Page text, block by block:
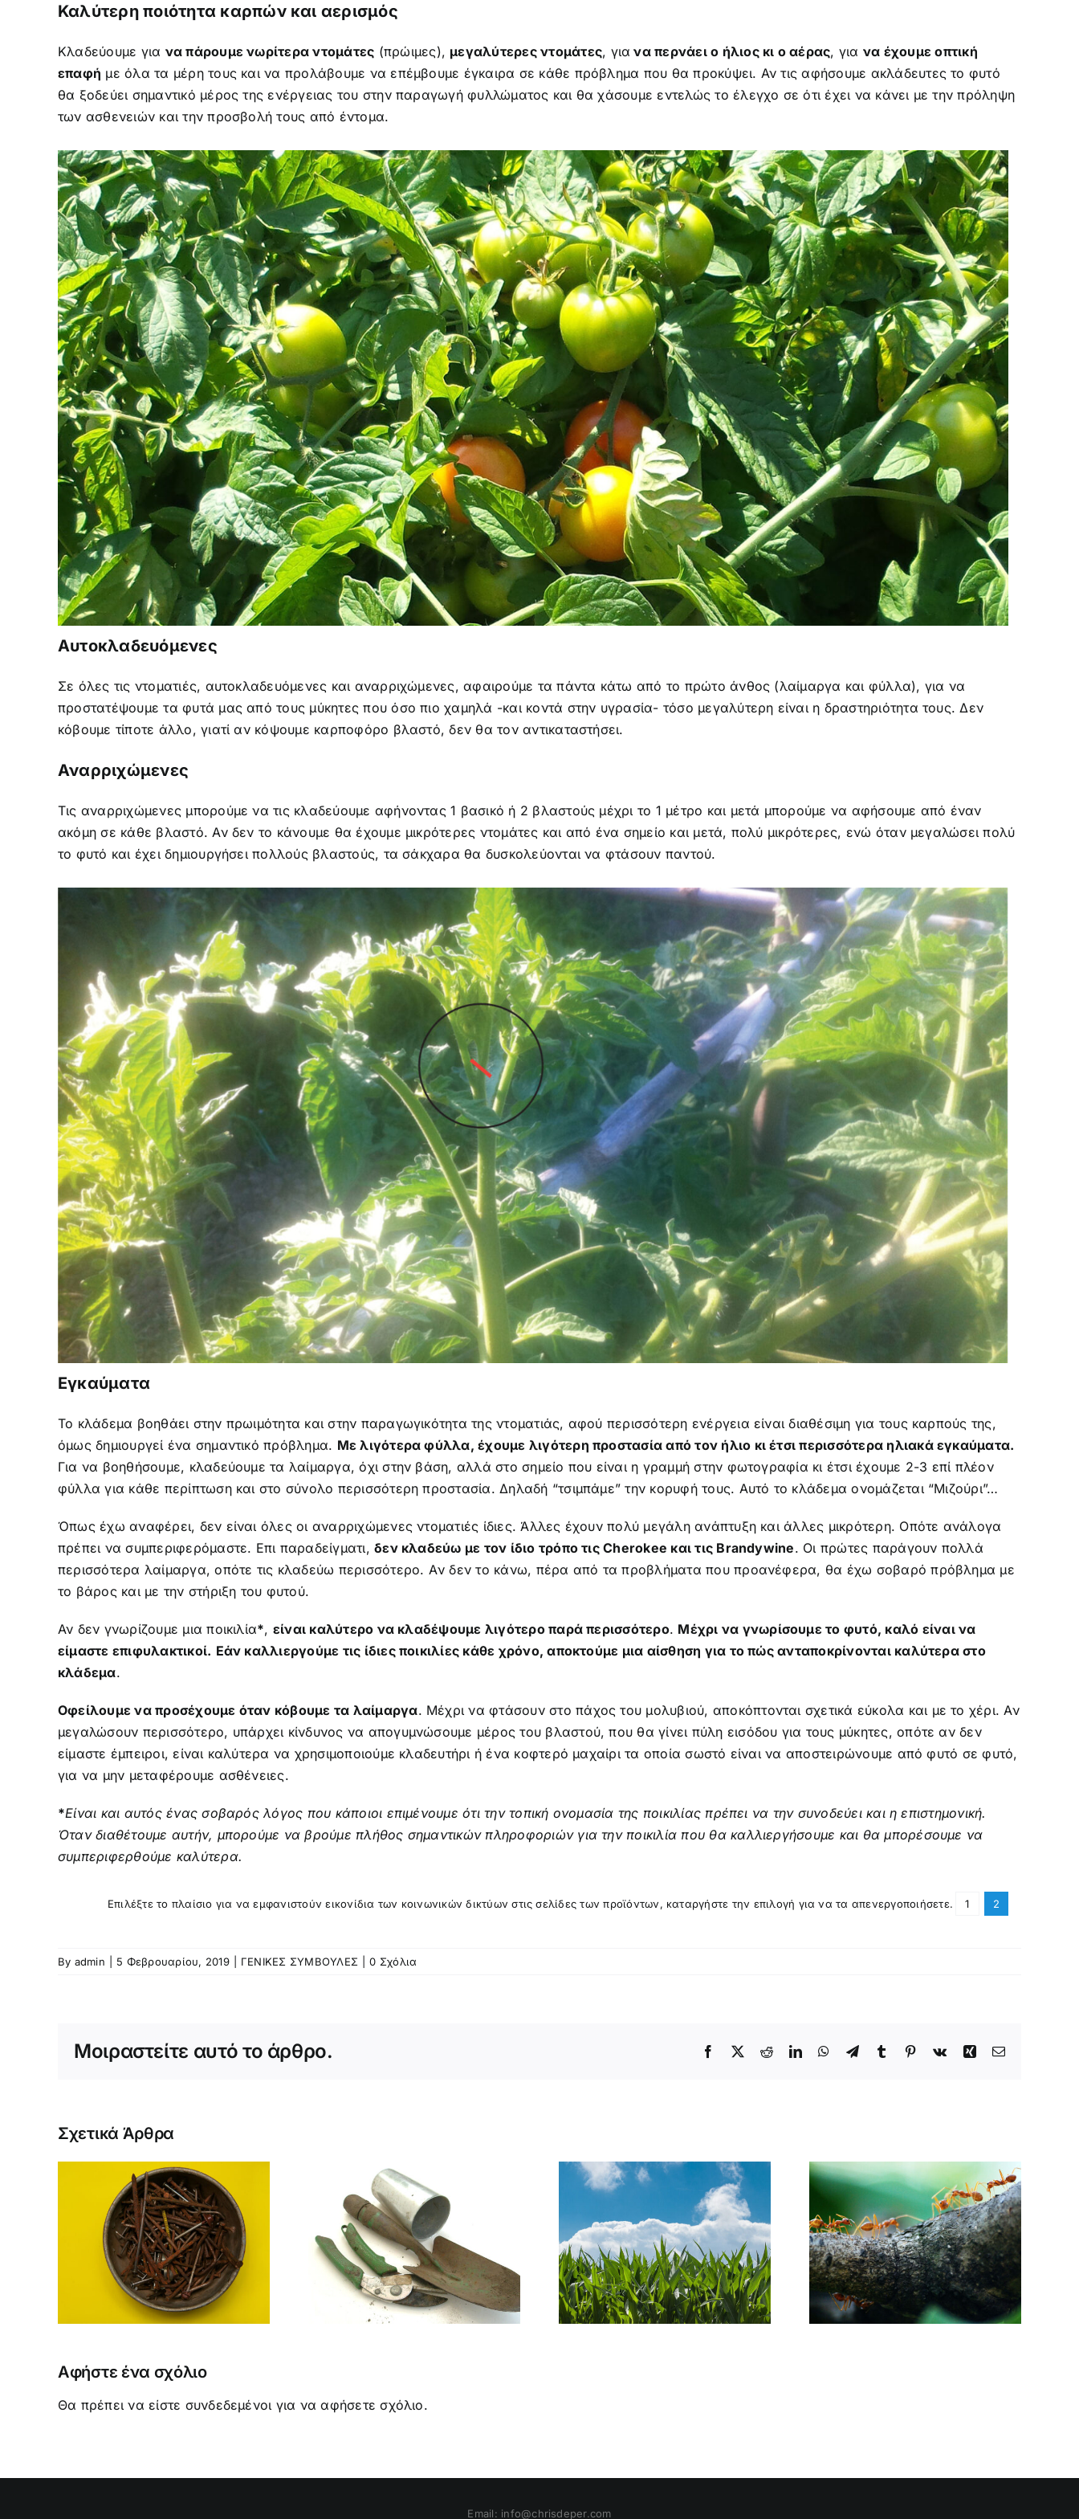
Καλύτερη ποιότητα καρπών και αερισμός
Kλαδεύουμε για να πάρουμε νωρίτερα ντομάτες (πρώιμες), μεγαλύτερες ντομάτες, για να περνάει ο ήλιος κι ο αέρας, για να έχουμε οπτική
επαφή με όλα τα μέρη τους και να προλάβουμε να επέμβουμε έγκαιρα σε κάθε πρόβλημα που θα προκύψει. Αν τις αφήσουμε ακλάδευτες το φυτό
θα ξοδεύει σημαντικό μέρος της ενέργειας του στην παραγωγή φυλλώματος και θα χάσουμε εντελώς το έλεγχο σε ότι έχει να κάνει με την πρόληψη
των ασθενειών και την προσβολή τους από έντομα.
Αυτοκλαδευόμενες
Σε όλες τις ντοματιές, αυτοκλαδευόμενες και αναρριχώμενες, αφαιρούμε τα πάντα κάτω από το πρώτο άνθος (λαίμαργα και φύλλα), για να
προστατέψουμε τα φυτά μας από τους μύκητες που όσο πιο χαμηλά -και κοντά στην υγρασία- τόσο μεγαλύτερη είναι η δραστηριότητα τους. Δεν
κόβουμε τίποτε άλλο, γιατί αν κόψουμε καρποφόρο βλαστό, δεν θα τον αντικαταστήσει.
Αναρριχώμενες
Τις αναρριχώμενες μπορούμε να τις κλαδεύουμε αφήνοντας 1 βασικό ή 2 βλαστούς μέχρι το 1 μέτρο και μετά μπορούμε να αφήσουμε από έναν
ακόμη σε κάθε βλαστό. Αν δεν το κάνουμε θα έχουμε μικρότερες ντομάτες και από ένα σημείο και μετά, πολύ μικρότερες, ενώ όταν μεγαλώσει πολύ
το φυτό και έχει δημιουργήσει πολλούς βλαστούς, τα σάκχαρα θα δυσκολεύονται να φτάσουν παντού.
Eγκαύματα
Το κλάδεμα βοηθάει στην πρωιμότητα και στην παραγωγικότητα της ντοματιάς, αφού περισσότερη ενέργεια είναι διαθέσιμη για τους καρπούς της,
όμως δημιουργεί ένα σημαντικό πρόβλημα. Με λιγότερα φύλλα, έχουμε λιγότερη προστασία από τον ήλιο κι έτσι περισσότερα ηλιακά εγκαύματα.
Για να βοηθήσουμε, κλαδεύουμε τα λαίμαργα, όχι στην βάση, αλλά στο σημείο που είναι η γραμμή στην φωτογραφία κι έτσι έχουμε 2-3 επί πλέον
φύλλα για κάθε περίπτωση και στο σύνολο περισσότερη προστασία. Δηλαδή “τσιμπάμε” την κορυφή τους. Αυτό το κλάδεμα ονομάζεται “Μιζούρι”…
Όπως έχω αναφέρει, δεν είναι όλες οι αναρριχώμενες ντοματιές ίδιες. Άλλες έχουν πολύ μεγάλη ανάπτυξη και άλλες μικρότερη. Oπότε ανάλογα
πρέπει να συμπεριφερόμαστε. Επι παραδείγματι,δεν κλαδεύω με τον ίδιο τρόπο τις Cherokee και τις Brandywine. Οι πρώτες παράγουν πολλά
περισσότερα λαίμαργα, οπότε τις κλαδεύω περισσότερο. Aν δεν το κάνω, πέρα από τα προβλήματα που προανέφερα, θα έχω σοβαρό πρόβλημα με
το βάρος και με την στήριξη του φυτού.
Αν δεν γνωρίζουμε μια ποικιλία*, είναι καλύτερο να κλαδέψουμε λιγότερο παρά περισσότερο. Μέχρι να γνωρίσουμε το φυτό, καλό είναι να
είμαστε επιφυλακτικοί. Εάν καλλιεργούμε τις ίδιες ποικιλίες κάθε χρόνο, αποκτούμε μια αίσθηση για το πώς ανταποκρίνονται καλύτερα στο
κλάδεμα.
Οφείλουμε να προσέχουμε όταν κόβουμε τα λαίμαργα. Μέχρι να φτάσουν στο πάχος του μολυβιού, αποκόπτονται σχετικά εύκολα και με το χέρι. Αν
μεγαλώσουν περισσότερο, υπάρχει κίνδυνος να απογυμνώσουμε μέρος του βλαστού, που θα γίνει πύλη εισόδου για τους μύκητες, οπότε αν δεν
είμαστε έμπειροι, είναι καλύτερα να χρησιμοποιούμε κλαδευτήρι ή ένα κοφτερό μαχαίρι τα οποία σωστό είναι να αποστειρώνουμε από φυτό σε φυτό,
για να μην μεταφέρουμε ασθένειες.
*Είναι και αυτός ένας σοβαρός λόγος που κάποιοι επιμένουμε ότι την τοπική ονομασία της ποικιλίας πρέπει να την συνοδεύει και η επιστημονική.
Όταν διαθέτουμε αυτήν, μπορούμε να βρούμε πλήθος σημαντικών πληροφοριών για την ποικιλία που θα καλλιεργήσουμε και θα μπορέσουμε να
συμπεριφερθούμε καλύτερα.
Επιλέξτε το πλαίσιο για να εμφανιστούν εικονίδια των κοινωνικών δικτύων στις σελίδες των προϊόντων, καταργήστε την επιλογή για να τα απενεργοποιήσετε. 1 2
By admin 5 Φεβρουαρίου, 2019 ΓΕΝΙΚΕΣ ΣΥΜΒΟΥΛΕΣ 0 Σχόλια
Μοιραστείτε αυτό το άρθρο. Facebook
X RedditLinkedInWhatsApp
TelegramTumblr Pinterest
Vk Xing Email
Σχετικά Άρθρα
ΠΩΣ ΚΑΙ ΓΙΑΤΙ
ΚΑΘΑΡΙΖΟΥΜΕ ΚΑΙ
ΑΠΟΛΥΜΑΙΝΟΥΜΕ
ΕΡΓΑΛΕΙΑ ΚΑΙ
ΦΥΤΟΔΟΧΕΙΑ ΤΗΣ
ΚΗΠΟΥΡΙΚΗΣ
ΟΙ ΓΕΝΕΤΙΚΑ
ΤΡΟΠΟΠΟΙΗΜΕΝΕΣ
ΚΑΛΛΙΕΡΓΕΙΕΣ
(GMO) ΣΗΜΕΡΑ
ΜΥΡΜΗΓΚΙΑ /
ΩΦΕΛΗΜΑ Η
ΕΠΙΒΛΑΒΗ;
Ο ΜΥΘΟΣ ΤΩΝ
ΣΚΟΥΡΙΑΣΜΕΝΩΝ
ΚΑΡΦΙΩΝ
Αφήστε ένα σχόλιο
Θα πρέπει να είστε συνδεδεμένοι για να αφήσετε σχόλιο.
Email: info@chrisdeper.com